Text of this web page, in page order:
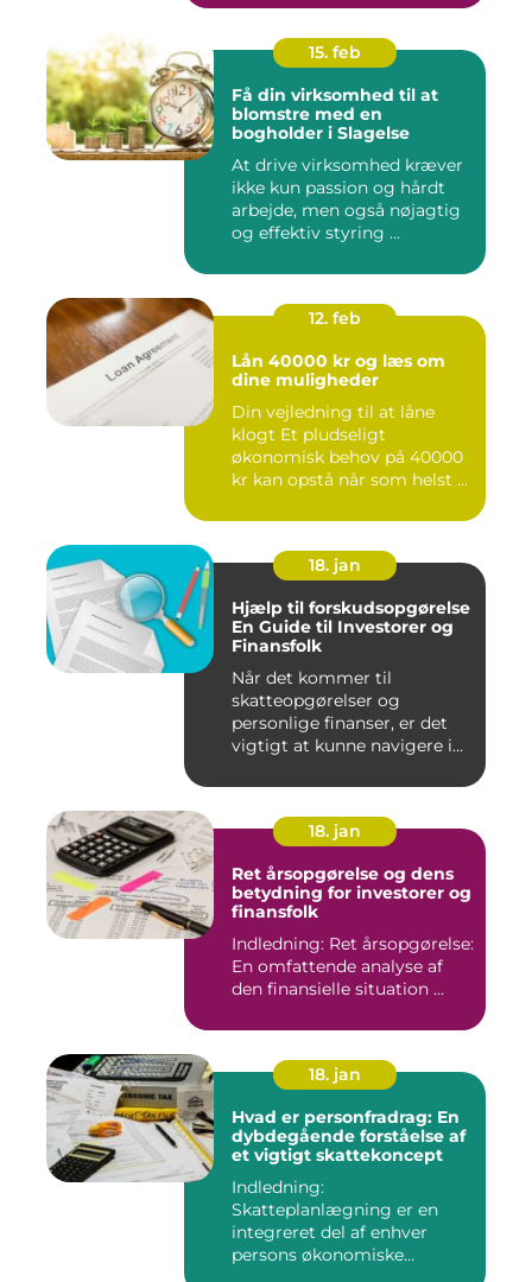
15. feb
Få din virksomhed til at
blomstre med en
bogholder i Slagelse
At drive virksomhed kræver
ikke kun passion og hårdt
arbejde, men også nøjagtig
og effektiv styring ...
12. feb
Lån 40000 kr og læs om
dine muligheder
Din vejledning til at låne
klogt Et pludseligt
økonomisk behov på 40000
kr kan opstå når som helst ...
18. jan
Hjælp til forskudsopgørelse
En Guide til Investorer og
Finansfolk
Når det kommer til
skatteopgørelser og
personlige finanser, er det
vigtigt at kunne navigere i
18. jan
Ret årsopgørelse og dens
betydning for investorer og
finansfolk
Indledning: Ret årsopgørelse:
En omfattende analyse af
den finansielle situation ...
18. jan
Hvad er personfradrag: En
dybdegående forståelse af
et vigtigt skattekoncept
Indledning:
Skatteplanlægning er en
integreret del af enhver
persons økonomiske